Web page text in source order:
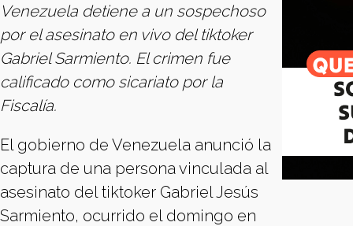
Venezuela detiene a un sospechoso
por el asesinato en vivo del tiktoker
Gabriel Sarmiento. El crimen fue
calificado como sicariato por la
Fiscalía.
El gobierno de Venezuela anunció la
captura de una persona vinculada al
asesinato del tiktoker Gabriel Jesús
Sarmiento, ocurrido el domingo en